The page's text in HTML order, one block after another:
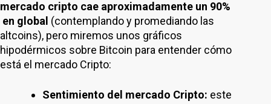
mercado cripto cae aproximadamente un 90%
en global (contemplando y promediando las
altcoins), pero miremos unos gráficos
hipodérmicos sobre Bitcoin para entender cómo
está el mercado Cripto:
Sentimiento del mercado Cripto: este